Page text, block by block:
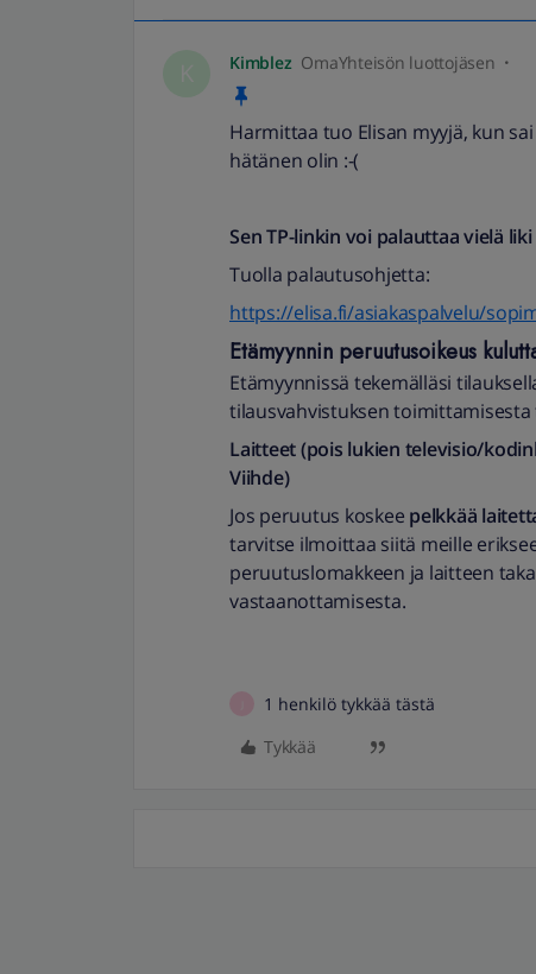
Kimblez OmaYhteisön luottojäsen
Harmittaa tuo Elisan myyjä, kun
hätänen olin :-(
Sen TP-linkin voi palauttaa vielä
Tuolla palautusohjetta:
https://elisa.fi/asiakaspalvelu/
Etämyynnin peruutusoikeus
Etämyynnissä tekemälläsi
tilausvahvistuksen
Laitteet (pois lukien televisio/
Viihde)
Jos peruutus koskee pelkkää
tarvitse ilmoittaa siitä meille
peruutuslomakkeen ja laitteen
vastaanottamisesta.
1 henkilö tykkää tästä
Tykkää